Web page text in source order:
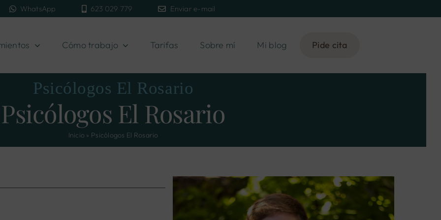
WhatsApp 623 029 779 Enviar e-mail
Cómo trabajo Tarifas Sobre mí Mi blog Pide cita
Psicólogos El Rosario
Psicólogos El Rosario
Inicio » Psicólogos El Rosario